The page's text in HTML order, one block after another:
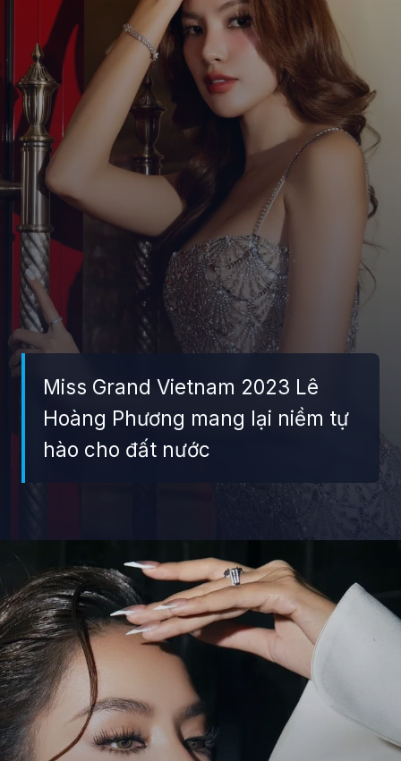
Miss Grand Vietnam 2023 Lê
Hoàng Phương mang lại niềm tự
hào cho đất nước
Đang mở